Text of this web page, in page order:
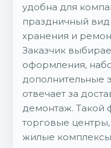
удобна для
праздничный вид
хранения и
Заказчик
оформления,
дополнительные
отвечает за
демонтаж. Такой
торговые
жилые